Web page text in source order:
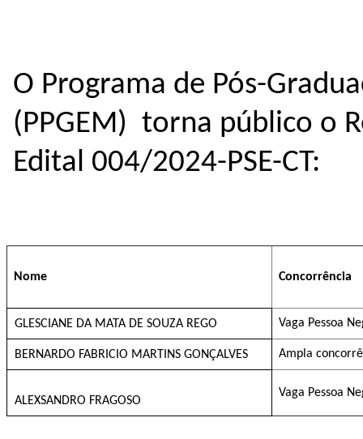
O Programa de Pós-
(PPGEM) torna público o
Edital 004/2024-PSE-CT:
Nome Concorrência
GLESCIANE DA MATA DE SOUZA REGO Vaga Pessoa
BERNARDO FABRICIO MARTINS GONÇALVES Ampla
ALEXSANDRO FRAGOSO
Vaga Pessoa